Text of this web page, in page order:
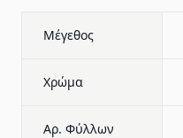
Μέγεθος
Χρώμα
Αρ. Φύλλων